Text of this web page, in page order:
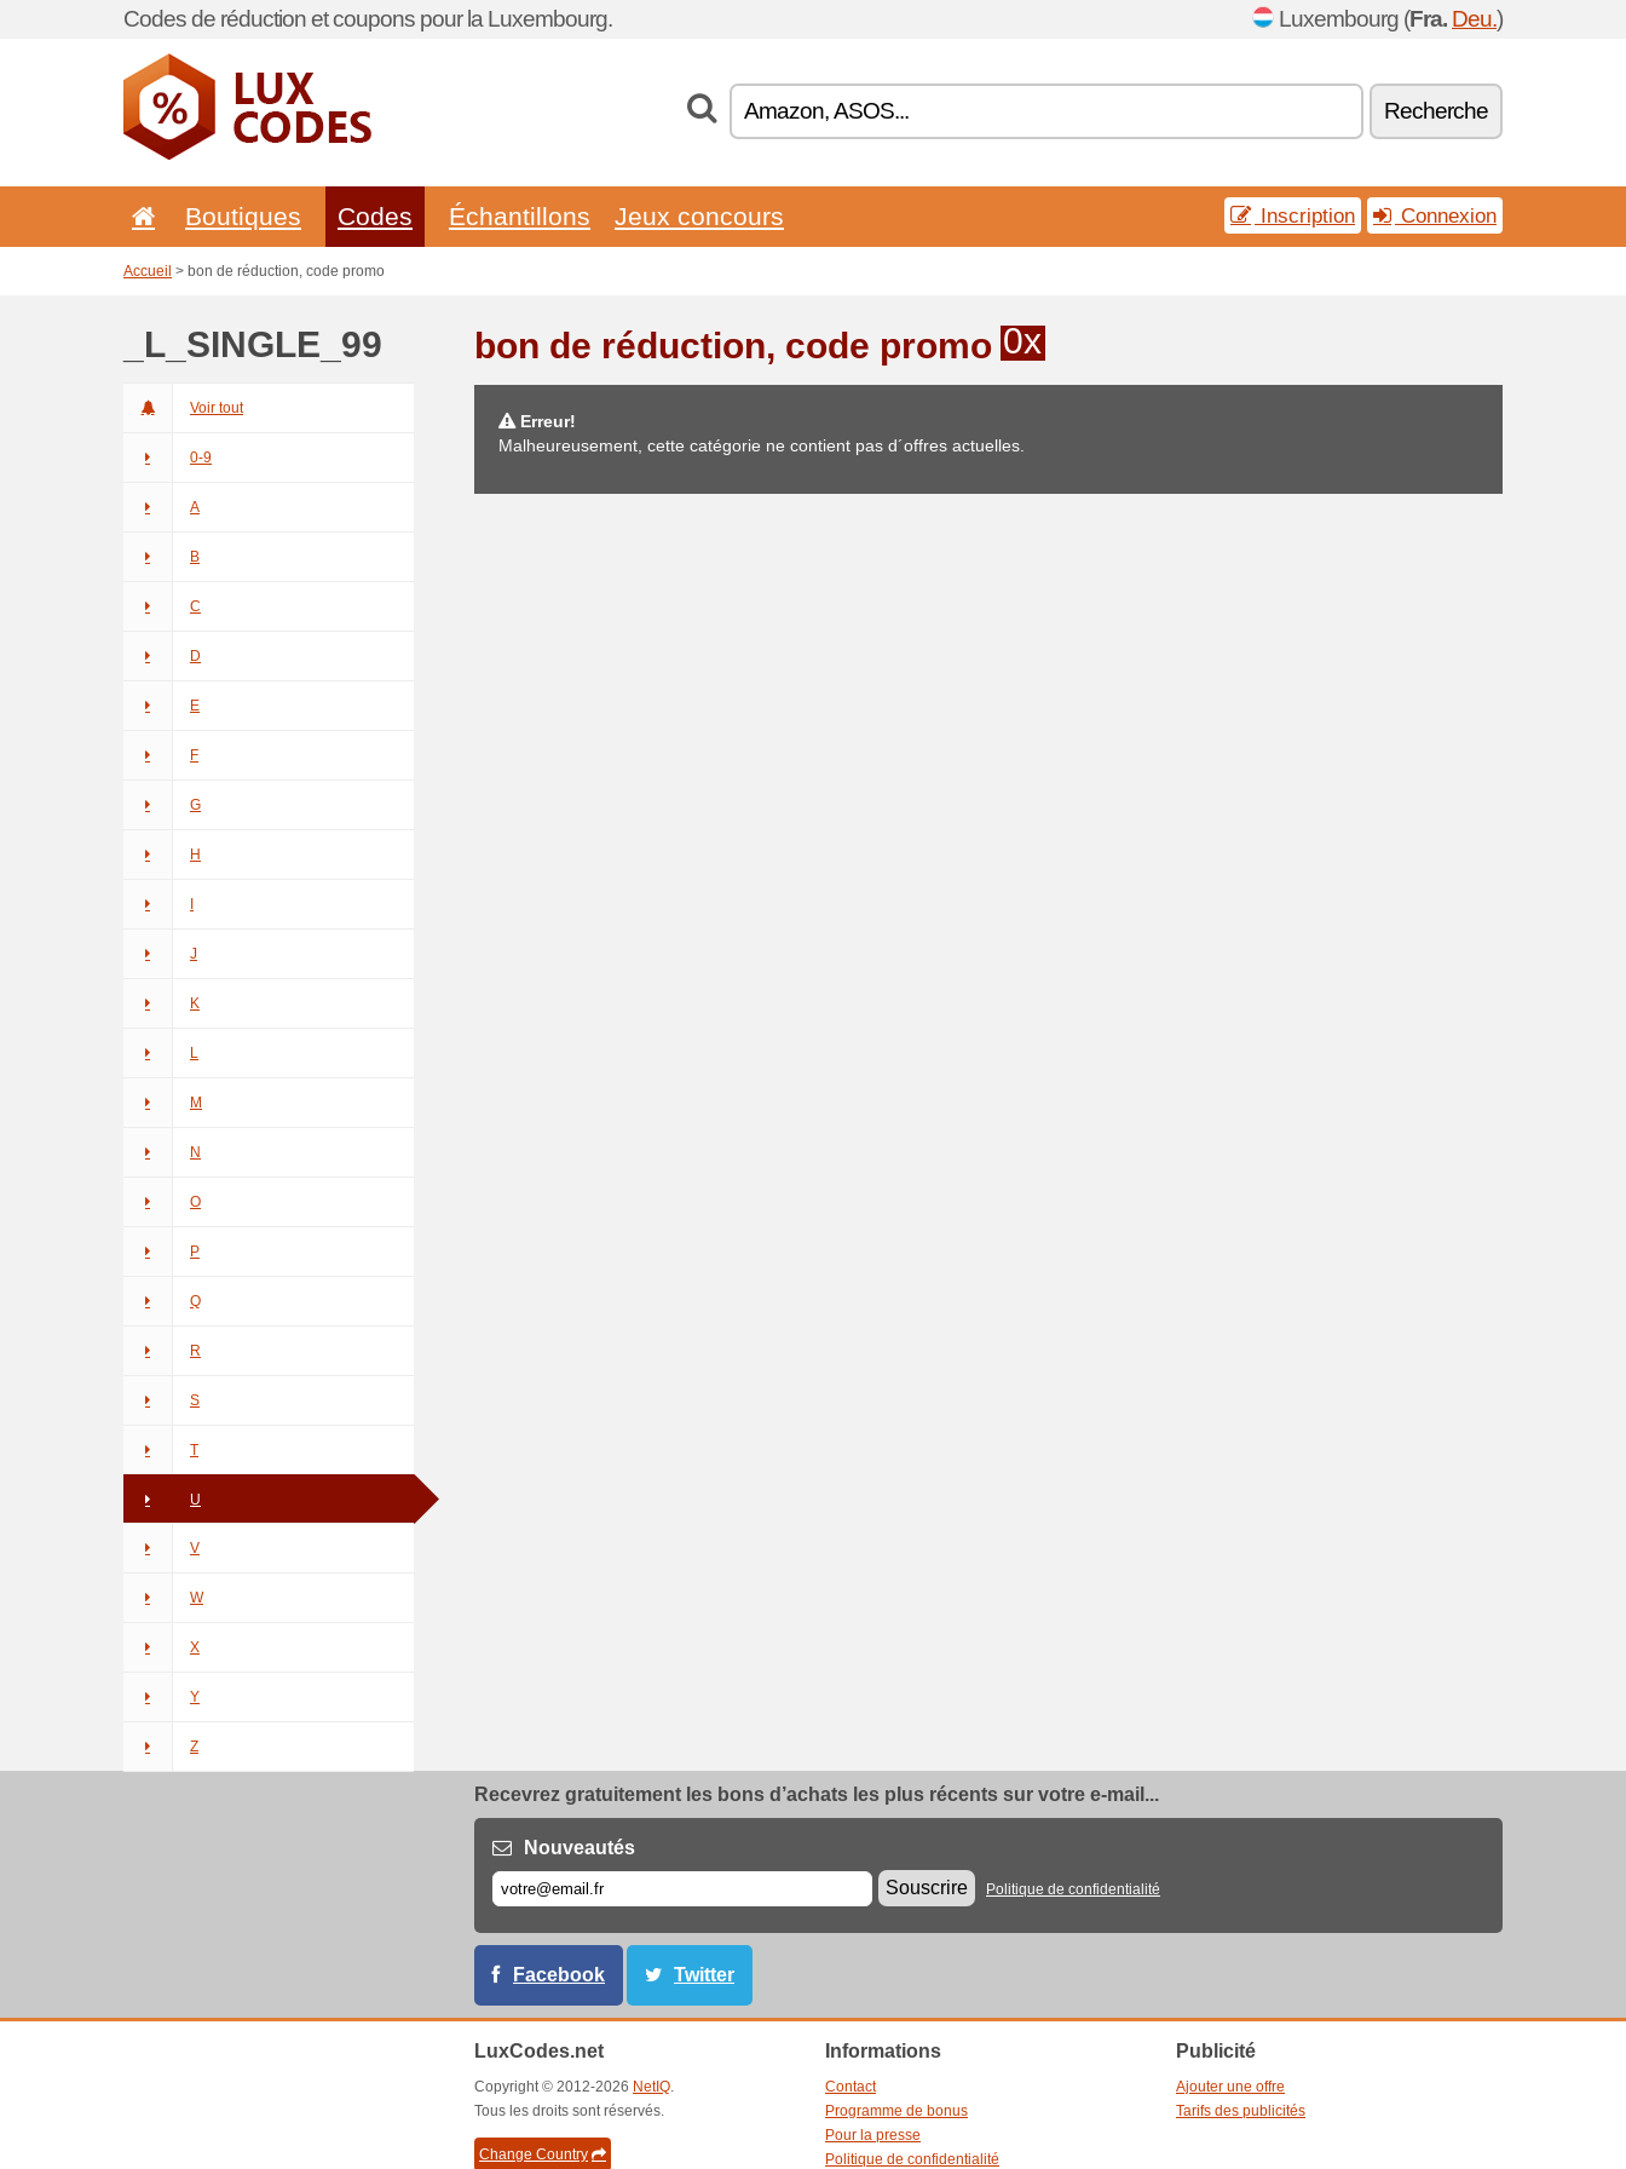
Codes de réduction et coupons pour la Luxembourg. Luxembourg (Fra. Deu.)
Recherche
Boutiques Codes Échantillons Jeux concours Inscription Connexion
Accueil > bon de réduction, code promo
_L_SINGLE_99
Voir tout
0-9
A
B
C
D
E
F
G
H
J
K
L
M
N
O
P
Q
R
S
T
U
V
W
X
Y
Z
bon de réduction, code promo 0x
Erreur!
Malheureusement, cette catégorie ne contient pas d´offres actuelles.
Recevrez gratuitement les bons d’achats les plus récents sur votre e-mail...
Nouveautés
Souscrire
Politique de confidentialité
Facebook Twitter
LuxCodes.net
Copyright © 2012-2026 NetIQ.
Tous les droits sont réservés.
Change Country
Informations
Contact
Programme de bonus
Pour la presse
Politique de confidentialité
Publicité
Ajouter une offre
Tarifs des publicités